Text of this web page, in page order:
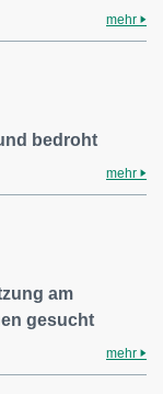
mehr
bedroht
mehr
am
gesucht
mehr